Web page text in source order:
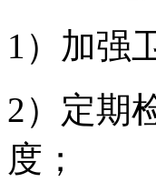
1）加强
2）定期
度；